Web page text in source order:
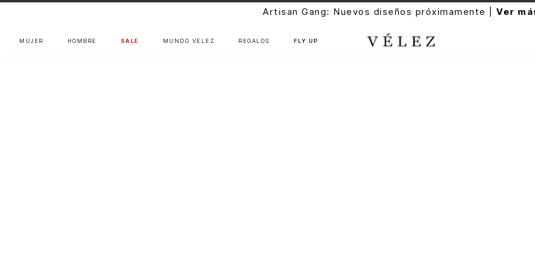
Artisan Gang: Nuevos diseños próximamente |Ver
MUJER HOMBRE SALE MUNDO VÉLEZ REGALOS FLY UP